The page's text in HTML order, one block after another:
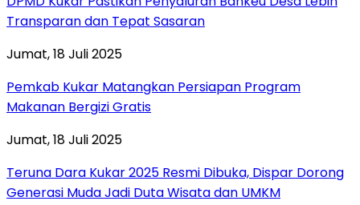
Transparan dan Tepat Sasaran
Jumat, 18 Juli 2025
Pemkab Kukar Matangkan Persiapan Program
Makanan Bergizi Gratis
Jumat, 18 Juli 2025
Teruna Dara Kukar 2025 Resmi Dibuka, Dispar Dorong
Generasi Muda Jadi Duta Wisata dan UMKM